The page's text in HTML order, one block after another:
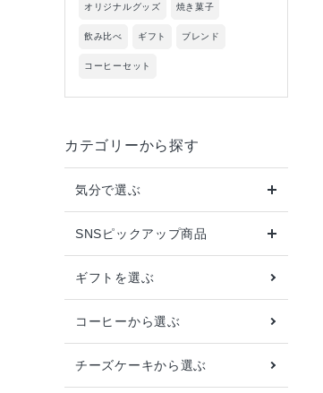
オリジナルグッズ 焼き菓子
飲み比べ ギフト ブレンド
コーヒーセット
カテゴリーから探す
気分で選ぶ
SNSピックアップ商品
ギフトを選ぶ
コーヒーから選ぶ
チーズケーキから選ぶ